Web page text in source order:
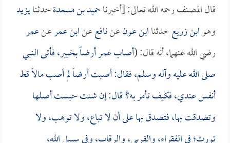
قال المصنف رحمه الله تعالى: [أخبرناحميد بن مسعدةحدثنايزيد
وهوابن زريعحدثناابن عونعننافععنابن عمرعنعمر
رضي الله عنهما، أنه قال: (أصابعمرأرضاً بخيبر، فأتى النبي
صلى الله عليه وآله وسلم، فقال: أصبت أرضاً لم أصب مالاً قط
أنفس عندي، فكيف تأمر به؟ قال: إن شئت حبست أصلها
وتصدقت بها، فتصدق بها على أن لا تباع، ولا توهب، ولا